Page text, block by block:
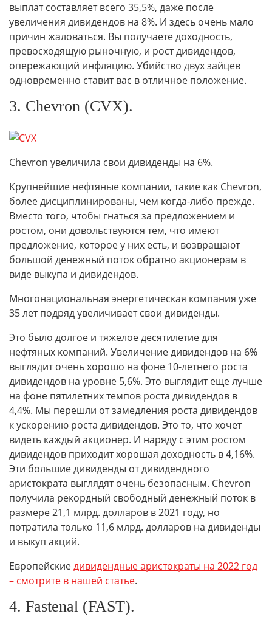
выплат составляет всего 35,5%, даже после
увеличения дивидендов на 8%. И здесь очень мало
причин жаловаться. Вы получаете доходность,
превосходящую рыночную, и рост дивидендов,
опережающий инфляцию. Убийство двух зайцев
одновременно ставит вас в отличное положение.
3. Chevron (CVX).
Chevron увеличила свои дивиденды на 6%.
Крупнейшие нефтяные компании, такие как Chevron,
более дисциплинированы, чем когда-либо прежде.
Вместо того, чтобы гнаться за предложением и
ростом, они довольствуются тем, что имеют
предложение, которое у них есть, и возвращают
большой денежный поток обратно акционерам в
виде выкупа и дивидендов.
Многонациональная энергетическая компания уже
35 лет подряд увеличивает свои дивиденды.
Это было долгое и тяжелое десятилетие для
нефтяных компаний. Увеличение дивидендов на 6%
выглядит очень хорошо на фоне 10-летнего роста
дивидендов на уровне 5,6%. Это выглядит еще лучше
на фоне пятилетних темпов роста дивидендов в
4,4%. Мы перешли от замедления роста дивидендов
к ускорению роста дивидендов. Это то, что хочет
видеть каждый акционер. И наряду с этим ростом
дивидендов приходит хорошая доходность в 4,16%.
Эти большие дивиденды от дивидендного
аристократа выглядят очень безопасным. Chevron
получила рекордный свободный денежный поток в
размере 21,1 млрд. долларов в 2021 году, но
потратила только 11,6 млрд. долларов на дивиденды
и выкуп акций.
Европейскиедивидендные аристократы на 2022 год
– смотрите в нашей статье.
4. Fastenal (FAST).